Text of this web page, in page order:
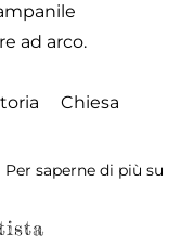
ad arco.
Chiesa
Per saperne di più su